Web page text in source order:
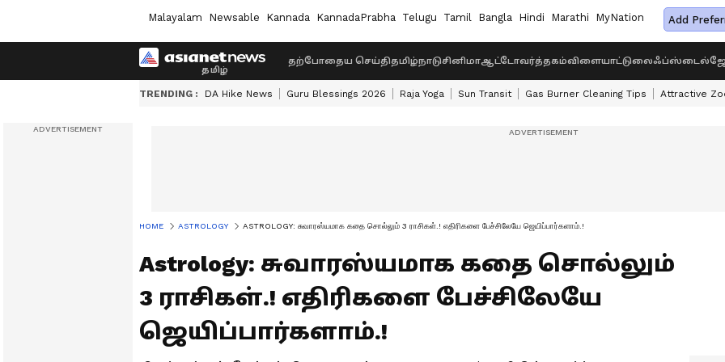
Malayalam Newsable Kannada KannadaPrabha Telugu Tamil Bangla Hindi Marathi MyNation Add
தற்போதைய செய்திதமிழ்நாடுசினிமாஆட்டோவர்த்தகம்விளையாட்டுலைஃப்ஸ்டைல்
TRENDING : DA Hike News Guru Blessings 2026 Raja Yoga Sun Transit Gas Burner Cleaning Tips Attractive
HOME ASTROLOGY ASTROLOGY: சுவாரஸ்யமாக கதை சொல்லும் 3 ராசிகள்.! எதிரிகளை பேச்சிலேயே ஜெயிப்பார்களாம்.!
Astrology: சுவாரஸ்யமாக கதை சொல்லும்
3 ராசிகள்.! எதிரிகளை பேச்சிலேயே
ஜெயிப்பார்களாம்.!